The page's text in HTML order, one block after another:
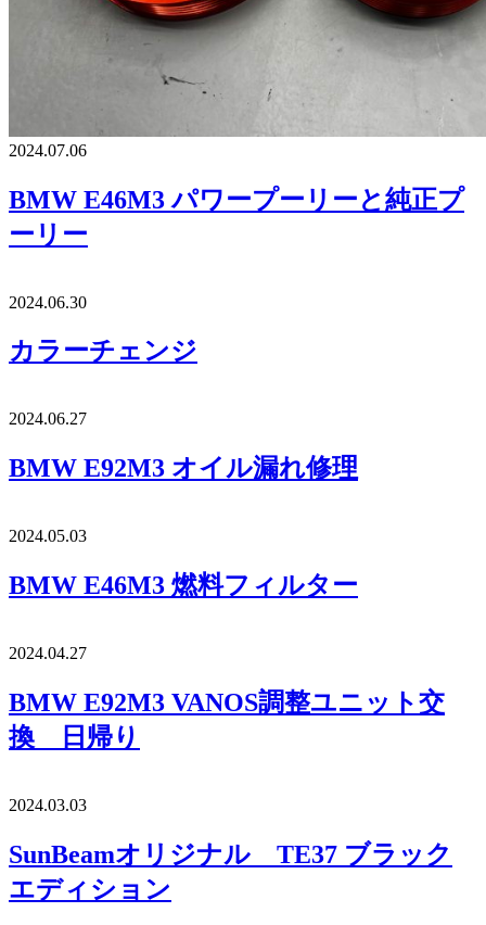
2024.07.06
BMW E46M3 パワープーリーと純正プ
ーリー
2024.06.30
カラーチェンジ
2024.06.27
BMW E92M3 オイル漏れ修理
2024.05.03
BMW E46M3 燃料フィルター
2024.04.27
BMW E92M3 VANOS調整ユニット交
換 日帰り
2024.03.03
SunBeamオリジナル TE37 ブラック
エディション